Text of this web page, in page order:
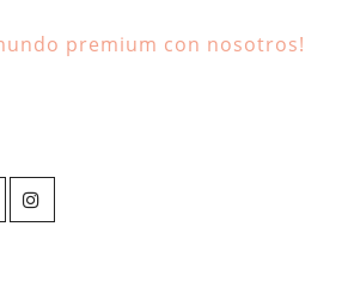
premium con nosotros!